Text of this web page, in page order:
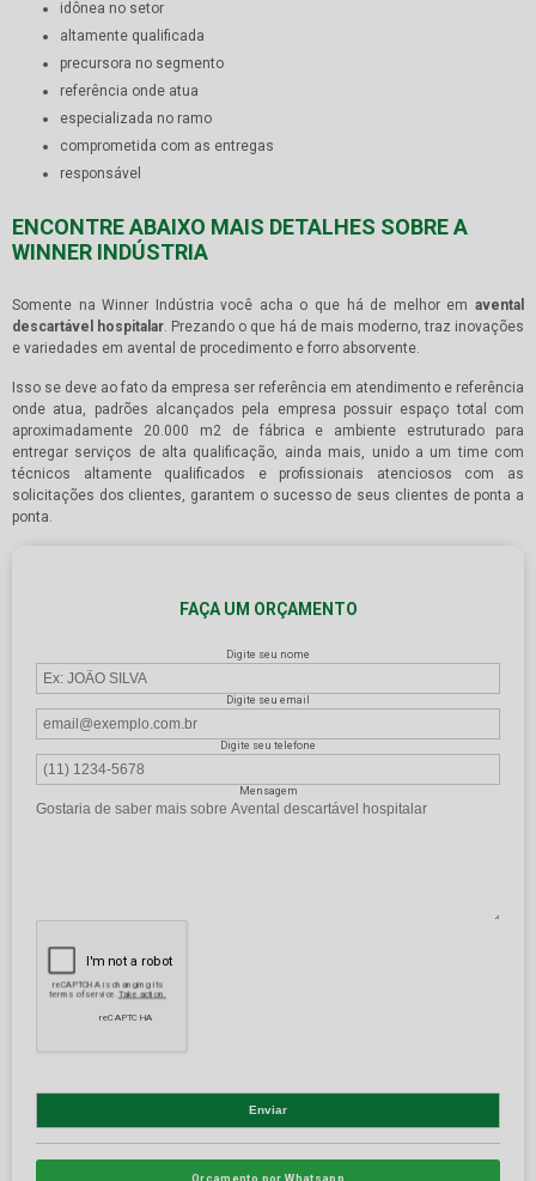
idônea no setor
altamente qualificada
precursora no segmento
referência onde atua
especializada no ramo
comprometida com as entregas
responsável
ENCONTRE ABAIXO MAIS DETALHES SOBRE A
WINNER INDÚSTRIA
Somente na Winner Indústria você acha o que há de melhor em avental
descartável hospitalar . Prezando o que há de mais moderno, traz inovações
e variedades em avental de procedimento e forro absorvente.
Isso se deve ao fato da empresa ser referência em atendimento e referência
onde atua, padrões alcançados pela empresa possuir espaço total com
aproximadamente 20.000 m2 de fábrica e ambiente estruturado para
entregar serviços de alta qualificação, ainda mais, unido a um time com
técnicos altamente qualificados e profissionais atenciosos com as
solicitações dos clientes, garantem o sucesso de seus clientes de ponta a
ponta.
FAÇA UM ORÇAMENTO
Digite seu nome
Digite seu email
Digite seu telefone
Mensagem
Orçamento por Whatsapp